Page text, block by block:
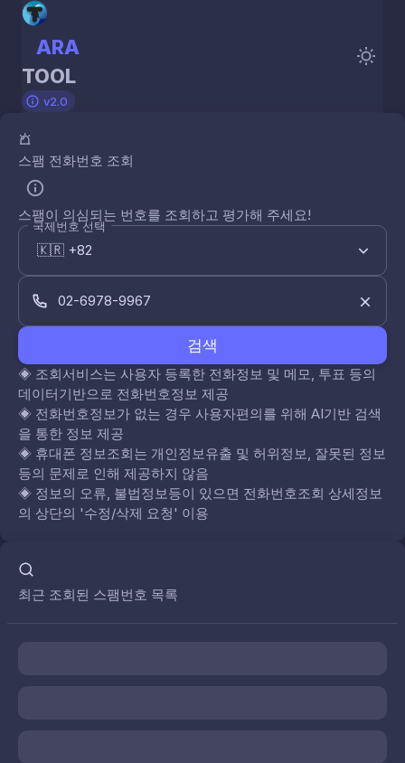
ARA
TOOL
v2.0
스팸 전화번호 조회
스팸이 의심되는 번호를 조회하고 평가해 주세요!
국제번호 선택
검색
◈ 조회서비스는 사용자 등록한 전화정보 및 메모, 투표 등의
데이터기반으로 전화번호정보 제공
◈ 전화번호정보가 없는 경우 사용자편의를 위해 AI기반 검색
을 통한 정보 제공
◈ 휴대폰 정보조회는 개인정보유출 및 허위정보, 잘못된 정보
등의 문제로 인해 제공하지 않음
◈ 정보의 오류, 불법정보등이 있으면 전화번호조회 상세정보
의 상단의 '수정/삭제 요청' 이용
최근 조회된 스팸번호 목록